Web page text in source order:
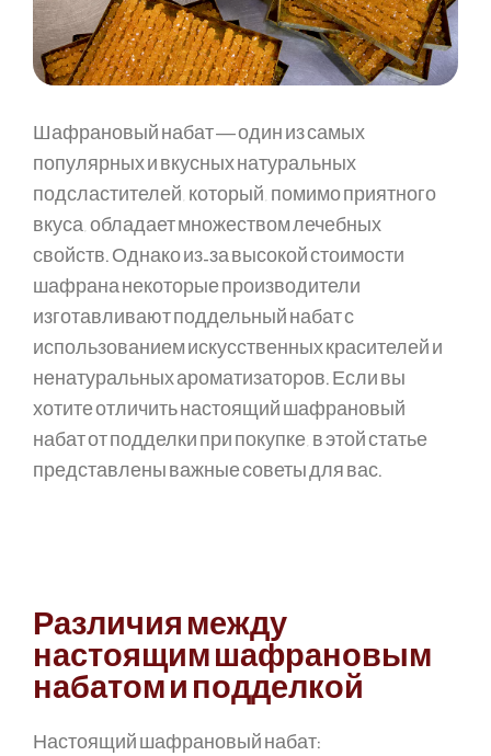
Шафрановый набат — один из самых
популярных и вкусных натуральных
подсластителей, который, помимо приятного
вкуса, обладает множеством лечебных
свойств. Однако из-за высокой стоимости
шафрана некоторые производители
изготавливают поддельный набат с
использованием искусственных красителей и
ненатуральных ароматизаторов. Если вы
хотите отличить настоящий шафрановый
набат от подделки при покупке, в этой статье
представлены важные советы для вас.
Различия между
настоящим шафрановым
набатом и подделкой
Настоящий шафрановый набат: